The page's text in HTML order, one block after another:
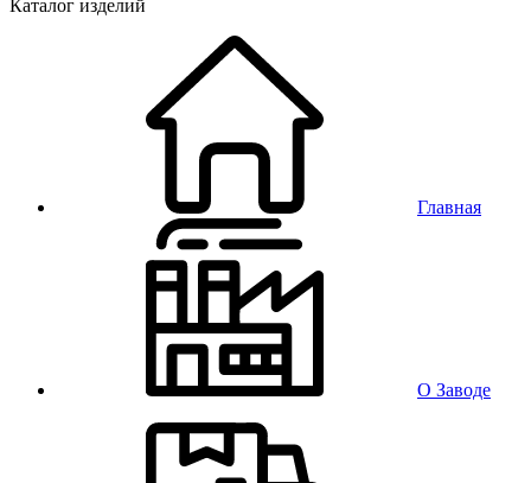
Каталог изделий
Главная
О Заводе